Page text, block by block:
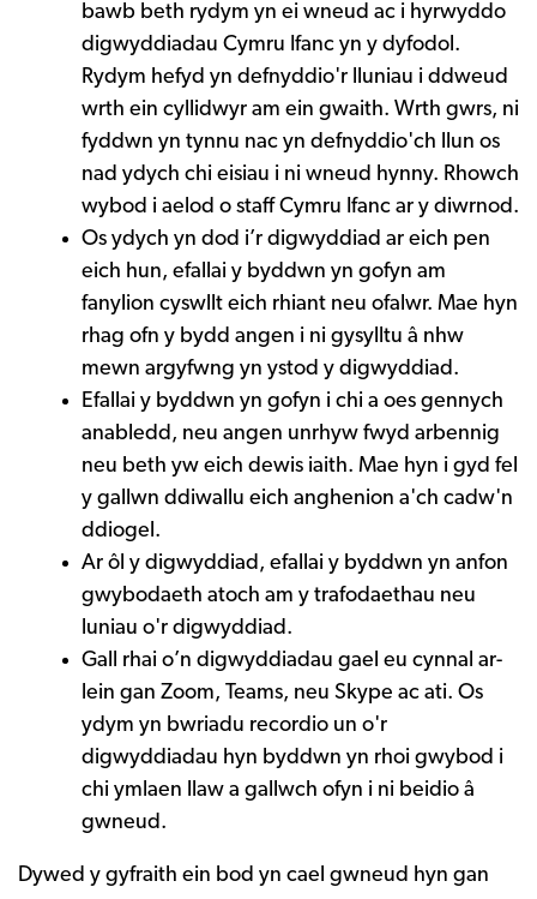
bawb beth rydym yn ei wneud ac i hyrwyddo
digwyddiadau Cymru Ifanc yn y dyfodol.
Rydym hefyd yn defnyddio'r lluniau i ddweud
wrth ein cyllidwyr am ein gwaith. Wrth gwrs, ni
fyddwn yn tynnu nac yn defnyddio'ch llun os
nad ydych chi eisiau i ni wneud hynny. Rhowch
wybod i aelod o staff Cymru Ifanc ar y diwrnod.
Os ydych yn dod i’r digwyddiad ar eich pen
eich hun, efallai y byddwn yn gofyn am
fanylion cyswllt eich rhiant neu ofalwr. Mae hyn
rhag ofn y bydd angen i ni gysylltu â nhw
mewn argyfwng yn ystod y digwyddiad.
Efallai y byddwn yn gofyn i chi a oes gennych
anabledd, neu angen unrhyw fwyd arbennig
neu beth yw eich dewis iaith. Mae hyn i gyd fel
y gallwn ddiwallu eich anghenion a'ch cadw'n
ddiogel.
Ar ôl y digwyddiad, efallai y byddwn yn anfon
gwybodaeth atoch am y trafodaethau neu
luniau o'r digwyddiad.
Gall rhai o’n digwyddiadau gael eu cynnal ar-
lein gan Zoom, Teams, neu Skype ac ati. Os
ydym yn bwriadu recordio un o'r
digwyddiadau hyn byddwn yn rhoi gwybod i
chi ymlaen llaw a gallwch ofyn i ni beidio â
gwneud.
Dywed y gyfraith ein bod yn cael gwneud hyn gan